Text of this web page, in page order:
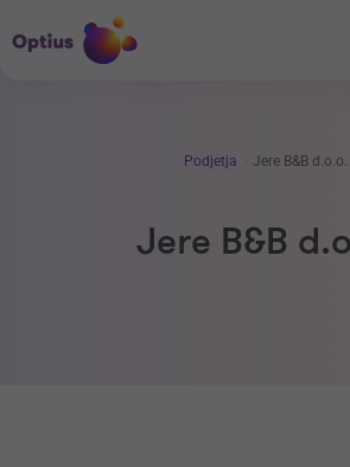
Podjetja Jere B&B d.o.o.
Jere B&B